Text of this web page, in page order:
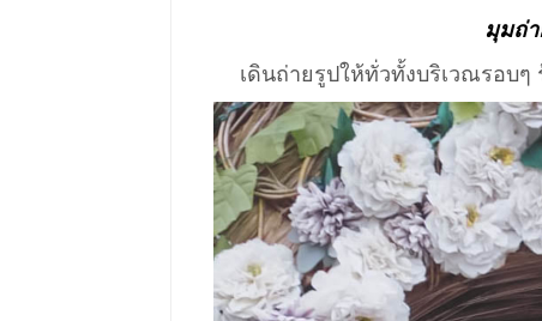
มุมถ่
เดินถ่ายรูปให้ทั่วทั้งบริเวณรอบ